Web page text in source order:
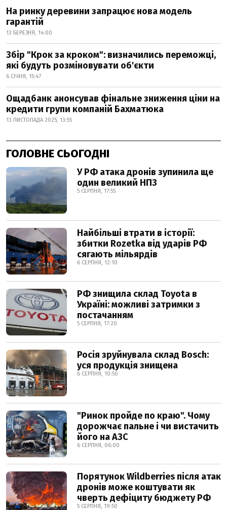
На ринку деревини запрацює нова модель
гарантій
13 БЕРЕЗНЯ, 14:00
Збір "Крок за кроком": визначились переможці,
які будуть розміновувати об'єкти
6 СІЧНЯ, 15:47
Ощадбанк анонсував фінальне зниження ціни на
кредити групи компаній Бахматюка
13 ЛИСТОПАДА 2025, 13:55
ГОЛОВНЕ СЬОГОДНІ
У РФ атака дронів зупинила ще
один великий НПЗ
5 СЕРПНЯ, 17:55
Найбільші втрати в історії:
збитки Rozetka від ударів РФ
сягають мільярдів
6 СЕРПНЯ, 12:10
РФ знищила склад Toyota в
Україні: можливі затримки з
постачанням
5 СЕРПНЯ, 17:20
Росія зруйнувала склад Bosch:
уся продукція знищена
6 СЕРПНЯ, 10:50
"Ринок пройде по краю". Чому
дорожчає пальне і чи вистачить
його на АЗС
6 СЕРПНЯ, 06:00
Порятунок Wildberries після атак
дронів може коштувати як
чверть дефіциту бюджету РФ
5 СЕРПНЯ, 19:50